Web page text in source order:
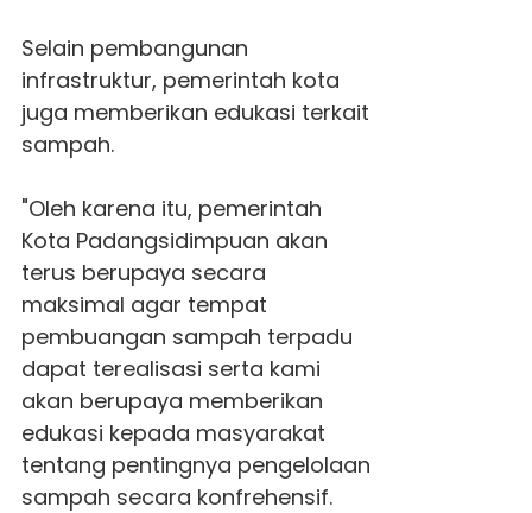
Selain pembangunan
infrastruktur, pemerintah kota
juga memberikan edukasi terkait
sampah.
"Oleh karena itu, pemerintah
Kota Padangsidimpuan akan
terus berupaya secara
maksimal agar tempat
pembuangan sampah terpadu
dapat terealisasi serta kami
akan berupaya memberikan
edukasi kepada masyarakat
tentang pentingnya pengelolaan
sampah secara konfrehensif.